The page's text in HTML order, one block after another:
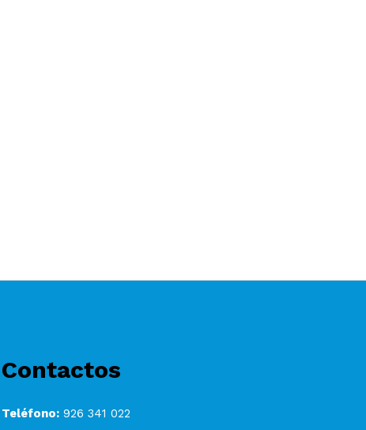
Contactos
Teléfono: 926 341 022